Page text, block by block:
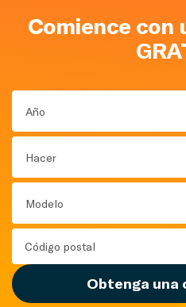
Comience con
Año
Hacer
Modelo
Obtenga una